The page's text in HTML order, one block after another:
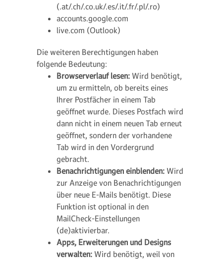
(.at/.ch/.co.uk/.es/.it/.fr/.pl/.ro)
accounts.google.com
live.com (Outlook)
Die weiteren Berechtigungen haben
folgende Bedeutung:
Browserverlauf lesen: Wird benötigt,
um zu ermitteln, ob bereits eines
Ihrer Postfächer in einem Tab
geöffnet wurde. Dieses Postfach wird
dann nicht in einem neuen Tab erneut
geöffnet, sondern der vorhandene
Tab wird in den Vordergrund
gebracht.
Benachrichtigungen einblenden: Wird
zur Anzeige von Benachrichtigungen
über neue E-Mails benötigt. Diese
Funktion ist optional in den
MailCheck-Einstellungen
(de)aktivierbar.
Apps, Erweiterungen und Designs
verwalten: Wird benötigt, weil von